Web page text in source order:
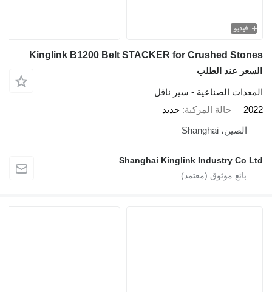
فيديو
Kinglink B1200 Belt STACKER for Crushed Stones
السعر عند الطلب
المعدات الصناعية - سير ناقل
2022
حالة المركبة جديد
الصين، Shanghai
Shanghai Kinglink Industry Co Ltd